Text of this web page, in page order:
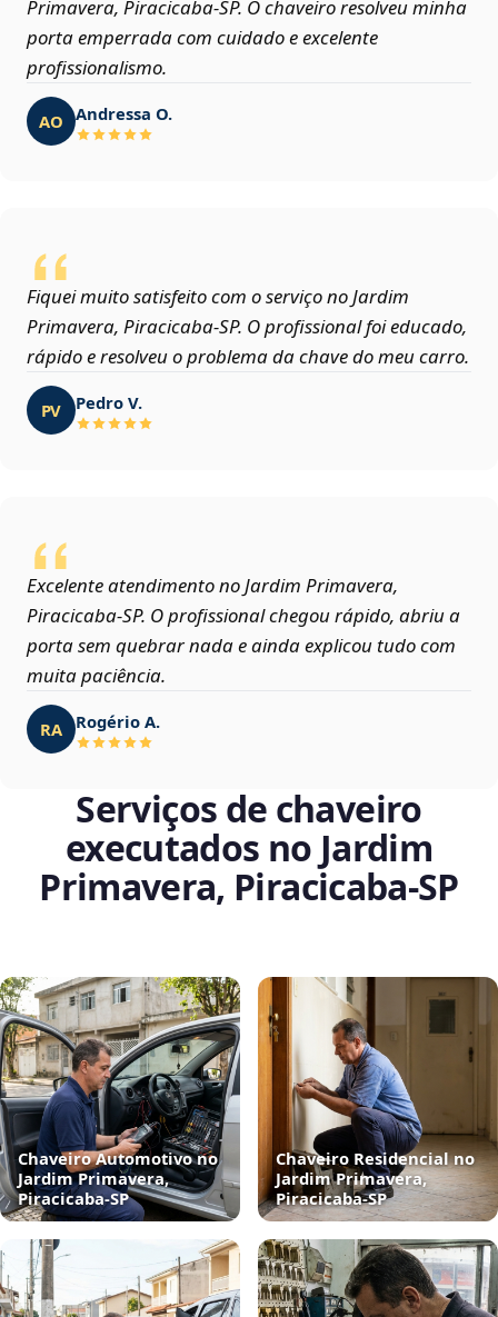
Primavera, Piracicaba‑SP. O chaveiro resolveu minha
porta emperrada com cuidado e excelente
profissionalismo.
AO Andressa O.
Fiquei muito satisfeito com o serviço no Jardim
Primavera, Piracicaba‑SP. O profissional foi educado,
rápido e resolveu o problema da chave do meu carro.
PV Pedro V.
Excelente atendimento no Jardim Primavera,
Piracicaba‑SP. O profissional chegou rápido, abriu a
porta sem quebrar nada e ainda explicou tudo com
muita paciência.
RA Rogério A.
Serviços de chaveiro
executados no Jardim
Primavera, Piracicaba‑SP
Chaveiro Automotivo no
Jardim Primavera,
Piracicaba‑SP
Chaveiro Residencial no
Jardim Primavera,
Piracicaba‑SP